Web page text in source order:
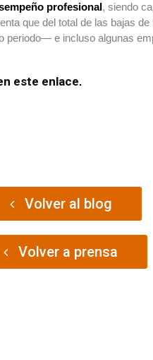
profesional, siendo
que del total de las bajas
e incluso algunas
este enlace.
Volver al blog
Volver a prensa